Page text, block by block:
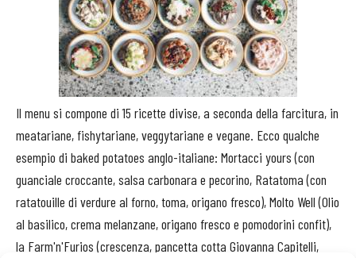
Il menu si compone di 15 ricette divise, a seconda della farcitura, in
meatariane, fishytariane, veggytariane e vegane. Ecco qualche
esempio di baked potatoes anglo-italiane: Mortacci yours (con
guanciale croccante, salsa carbonara e pecorino, Ratatoma (con
ratatouille di verdure al forno, toma, origano fresco), Molto Well (Olio
al basilico, crema melanzane, origano fresco e pomodorini confit),
la Farm'n'Furios (crescenza, pancetta cotta Giovanna Capitelli,